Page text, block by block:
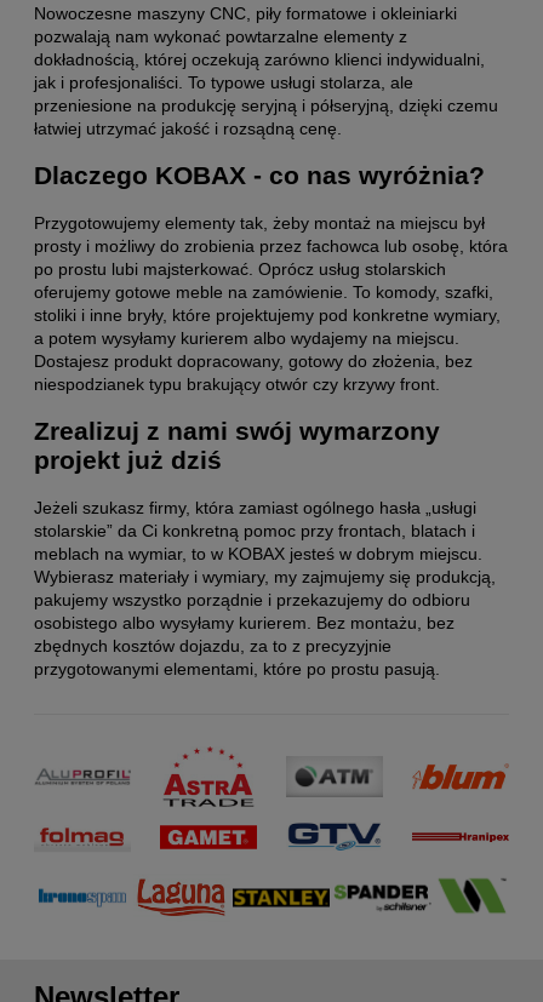
Nowoczesne maszyny CNC, piły formatowe i okleiniarki
pozwalają nam wykonać powtarzalne elementy z
dokładnością, której oczekują zarówno klienci indywidualni,
jak i profesjonaliści. To typowe usługi stolarza, ale
przeniesione na produkcję seryjną i półseryjną, dzięki czemu
łatwiej utrzymać jakość i rozsądną cenę.
Dlaczego KOBAX - co nas wyróżnia?
Przygotowujemy elementy tak, żeby montaż na miejscu był
prosty i możliwy do zrobienia przez fachowca lub osobę, która
po prostu lubi majsterkować. Oprócz usług stolarskich
oferujemy gotowe meble na zamówienie. To komody, szafki,
stoliki i inne bryły, które projektujemy pod konkretne wymiary,
a potem wysyłamy kurierem albo wydajemy na miejscu.
Dostajesz produkt dopracowany, gotowy do złożenia, bez
niespodzianek typu brakujący otwór czy krzywy front.
Zrealizuj z nami swój wymarzony
projekt już dziś
Jeżeli szukasz firmy, która zamiast ogólnego hasła „usługi
stolarskie” da Ci konkretną pomoc przy frontach, blatach i
meblach na wymiar, to w KOBAX jesteś w dobrym miejscu.
Wybierasz materiały i wymiary, my zajmujemy się produkcją,
pakujemy wszystko porządnie i przekazujemy do odbioru
osobistego albo wysyłamy kurierem. Bez montażu, bez
zbędnych kosztów dojazdu, za to z precyzyjnie
przygotowanymi elementami, które po prostu pasują.